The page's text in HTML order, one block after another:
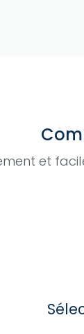
et